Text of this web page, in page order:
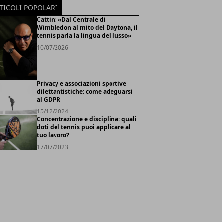
POPOLARI
Cattin: «Dal Centrale di
Wimbledon al mito del Daytona, il
tennis parla la lingua del lusso»
10/07/2026
Privacy e associazioni sportive
dilettantistiche: come adeguarsi
al GDPR
15/12/2024
Concentrazione e disciplina: quali
doti del tennis puoi applicare al
tuo lavoro?
17/07/2023